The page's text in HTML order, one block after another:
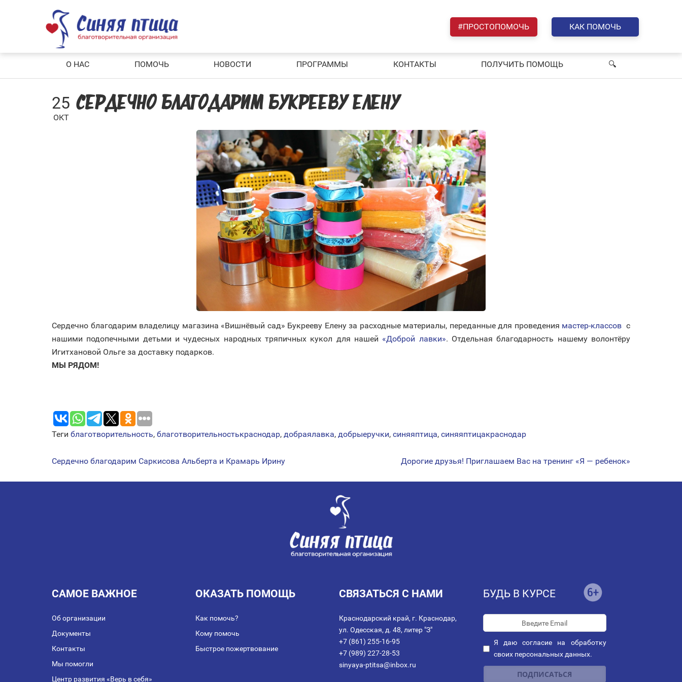
#ПРОСТОПОМОЧЬ КАК ПОМОЧЬ
О НАС ПОМОЧЬ НОВОСТИ ПРОГРАММЫ КОНТАКТЫ ПОЛУЧИТЬ ПОМОЩЬ 🔍︎
25
ОКТ
СЕРДЕЧНО БЛАГОДАРИМ БУКРЕЕВУ ЕЛЕНУ
Сердечно благодарим владелицу магазина «Вишнёвый сад» Букрееву Елену за расходные материалы, переданные для проведения мастер-классов с
нашими подопечными детьми и чудесных народных тряпичных кукол для нашей «Доброй лавки». Отдельная благодарность нашему волонтёру
Игитхановой Ольге за доставку подарков.
МЫ РЯДОМ!
Теги благотворительность, благотворительностькраснодар, добраялавка, добрыеручки, синяяптица, синяяптицакраснодар
НАВИГАЦИЯ
ПО
Сердечно благодарим Саркисова Альберта и Крамарь Ирину Дорогие друзья! Приглашаем Вас на тренинг «Я — ребенок»
САМОЕ ВАЖНОЕ
Об организации
Документы
Контакты
Мы помогли
Центр развития «Верь в себя»
ОКАЗАТЬ ПОМОЩЬ
Как помочь?
Кому помочь
Быстрое пожертвование
СВЯЗАТЬСЯ С НАМИ
Краснодарский край, г. Краснодар,
ул. Одесская, д. 48, литер "З"
+7 (861) 255-16-95
+7 (989) 227-28-53
sinyaya-ptitsa@inbox.ru
БУДЬ В КУРСЕ
Я даюсогласие на обработку
своих персональных данных.